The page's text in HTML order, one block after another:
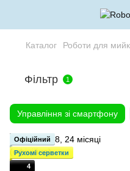
Каталог Роботи для
Фільтр 1
Управління зі смартфону
Офіційний
Рухомі серветки
4